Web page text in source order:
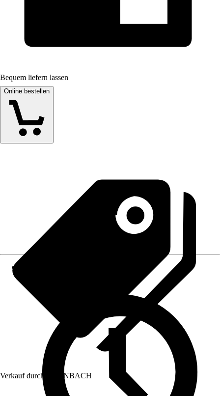
Bequem liefern lassen
Online bestellen
Verkauf durch: HORNBACH